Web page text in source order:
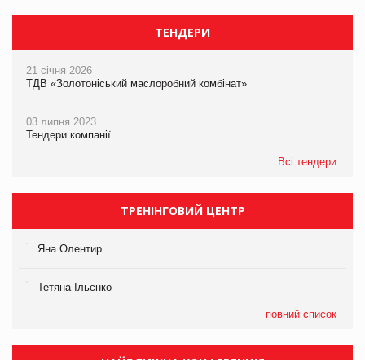
ТЕНДЕРИ
21 січня 2026
ТДВ «Золотоніський маслоробний комбінат»
03 липня 2023
Тендери компанії
Всі тендери
ТРЕНІНГОВИЙ ЦЕНТР
Яна Олентир
Тетяна Ільєнко
повний список